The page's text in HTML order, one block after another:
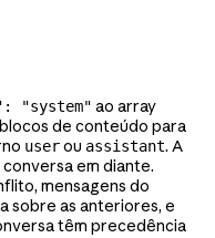
"system" ao array
de conteúdo para
userou assistant. A
em diante.
mensagens do
sobre as anteriores, e
têm precedência